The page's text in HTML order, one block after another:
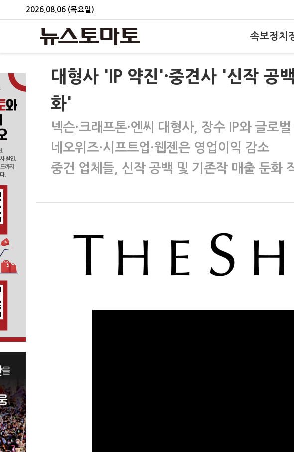
2026.08.06 (목요일)
속보정치
대형사 'IP 약진'·중견사 '신작 공
화'
넥슨·크래프톤·엔씨 대형사, 장수 IP와 글로
네오위즈·시프트업·웹젠은 영업이익 감소
중건 업체들, 신작 공백 및 기존작 매출 둔화